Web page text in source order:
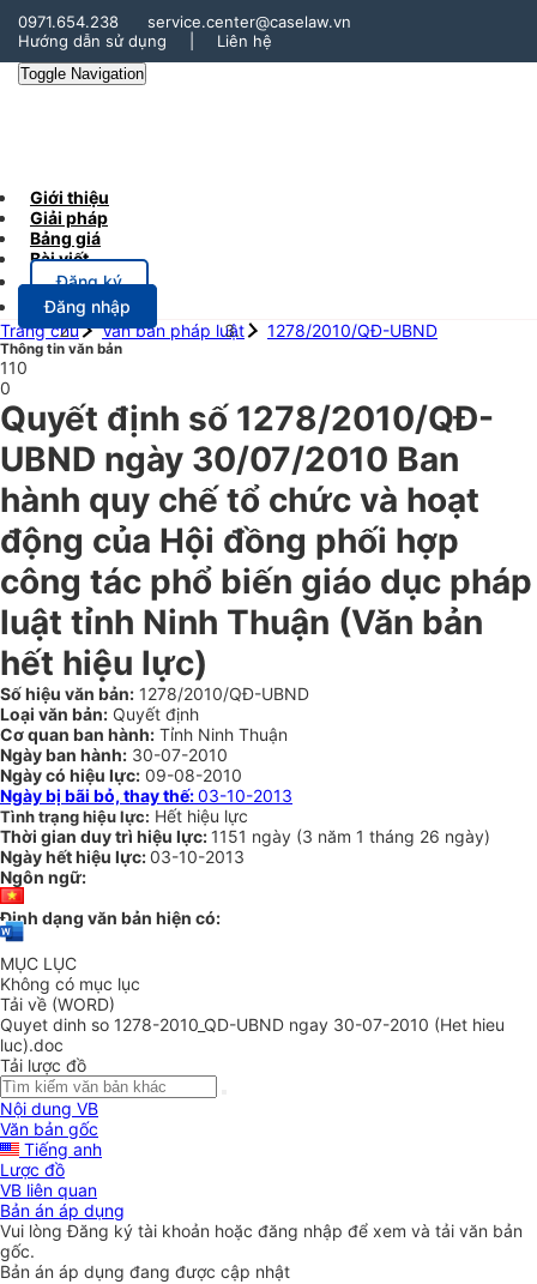
0971.654.238
service.center@caselaw.vn
Hướng dẫn sử dụng
Liên hệ
Toggle Navigation
Giới thiệu
Giải pháp
Bảng giá
Bài viết
Đăng ký
Đăng nhập
Trang chủ
Văn bản pháp luật 1278/2010/QĐ-UBND
Thông tin văn bản
110
0
Quyết định số 1278/2010/QĐ-
UBND ngày 30/07/2010 Ban
hành quy chế tổ chức và hoạt
động của Hội đồng phối hợp
công tác phổ biến giáo dục pháp
luật tỉnh Ninh Thuận (Văn bản
hết hiệu lực)
Số hiệu văn bản: 1278/2010/QĐ-UBND
Loại văn bản: Quyết định
Cơ quan ban hành: Tỉnh Ninh Thuận
Ngày ban hành: 30-07-2010
Ngày có hiệu lực: 09-08-2010
Ngày bị bãi bỏ, thay thế:03-10-2013
Tình trạng hiệu lực: Hết hiệu lực
Thời gian duy trì hiệu lực: 1151 ngày (3 năm 1 tháng 26 ngày)
Ngày hết hiệu lực:03-10-2013
Ngôn ngữ:
Định dạng văn bản hiện có:
MỤC LỤC
Không có mục lục
Tải về (WORD)
Quyet dinh so 1278-2010_QD-UBND ngay 30-07-2010 (Het hieu
luc).doc
Tải lược đồ
Nội dung VB
Văn bản gốc
Tiếng anh
Lược đồ
VB liên quan
Bản án áp dụng
Vui lòngĐăng ký tài khoản hoặc đăng nhập để xem và tải văn bản
gốc.
Bản án áp dụng đang được cập nhật